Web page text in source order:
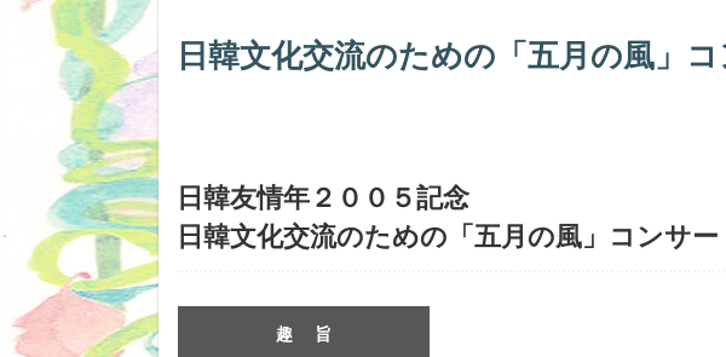
日韓文化交流のための「五月の風」
日韓友情年２００５記念
日韓文化交流のための「五月の風」コンサ
趣 旨